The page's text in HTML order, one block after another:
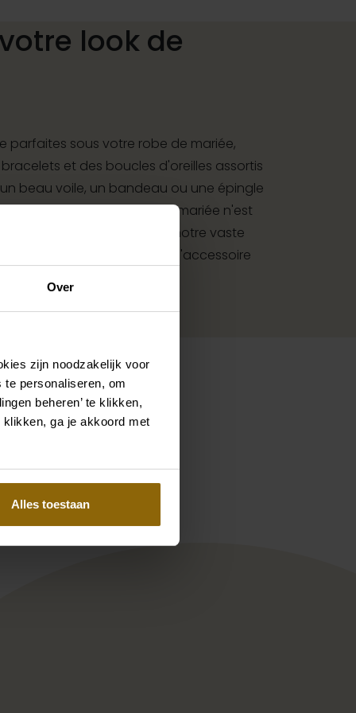
Over
zijn noodzakelijk voor
personaliseren, om
beheren’ te klikken,
klikken, ga je akkoord met
Alles toestaan
look de
parfaites sous votre robe de mariée,
et des boucles d'oreilles assortis
beau voile, un bandeau ou une épingle
de mariée : votre look de mariée n'est
des accessoires. Grâce à notre vaste
les mariés, vous trouverez l'accessoire
32 OakleyRamona Koonings Couture